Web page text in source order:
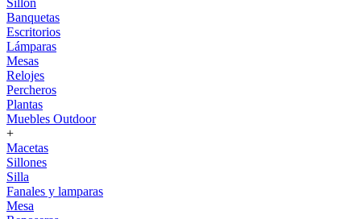
Sillón
Banquetas
Escritorios
Lámparas
Mesas
Relojes
Percheros
Plantas
Muebles Outdoor
+
Macetas
Sillones
Silla
Fanales y lamparas
Mesa